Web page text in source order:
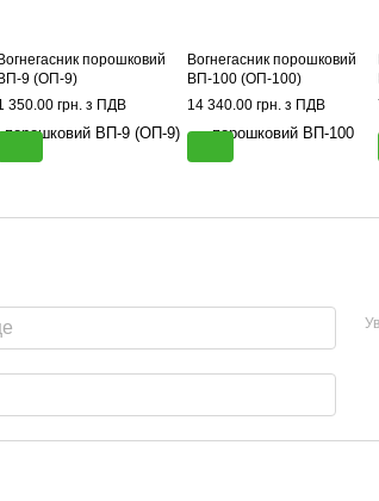
порошковий
9 (ОП-9)
350.00 грн. з ПДВ
Вогнегасник порошковий
ВП-100 (ОП-100)
14 340.00 грн. з ПДВ